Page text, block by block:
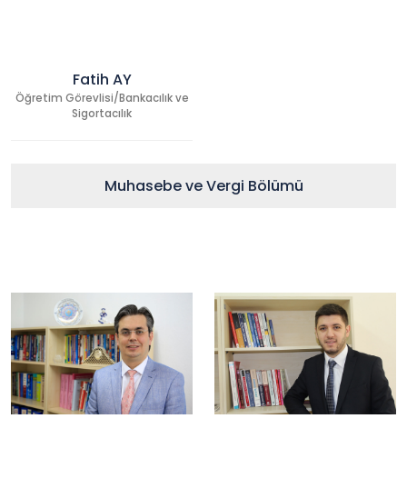
Fatih AY
Öğretim Görevlisi/Bankacılık ve
Sigortacılık
Muhasebe ve Vergi Bölümü